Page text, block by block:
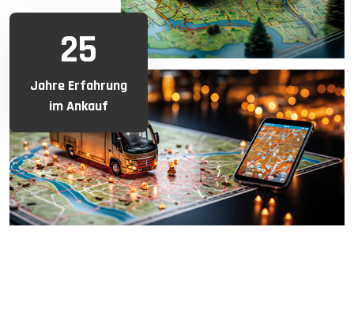
25
Jahre Erfahrung
im Ankauf